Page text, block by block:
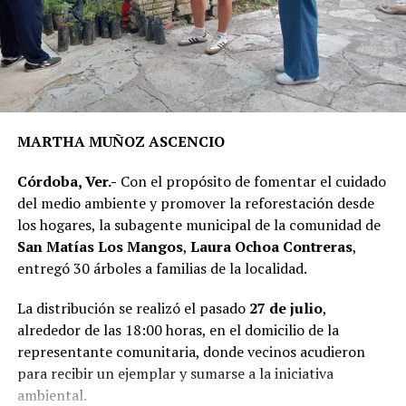
asfáltica en caliente sobre una superficie de 2 mil 200
metros cuadrados de la calle Puebla, en el tramo
comprendido entre el camino a Sabana Larga y San
Rafael Calería. Los trabajos fueron financiados con
recursos del Fondo de Aportaciones para el
Comité de Obra,Antonio Herrera Llanos, recordó que
la pavimentación había sido solicitada desde hace varios
años por los habitantes de La Luz Palotal, por lo que
consideró que su ejecución mejorará las condiciones de
movilidad y seguridad para quienes diariamente utilizan
A la inauguración asistieron integrantes del Cabildo,
funcionarios municipales, representantes del comité de
obra y habitantes de la comunidad, quienes recorrieron
el tramo rehabilitado.
MARTHA MUÑOZ ASCENCIO
Córdoba, Ver.- Con el propósito de fomentar el cuidado
del medio ambiente y promover la reforestación desde
los hogares, la subagente municipal de la comunidad de
San Matías Los Mangos, Laura Ochoa Contreras,
entregó 30 árboles a familias de la localidad.
La distribución se realizó el pasado 27 de julio,
alrededor de las 18:00 horas, en el domicilio de la
representante comunitaria, donde vecinos acudieron
para recibir un ejemplar y sumarse a la iniciativa
ambiental.